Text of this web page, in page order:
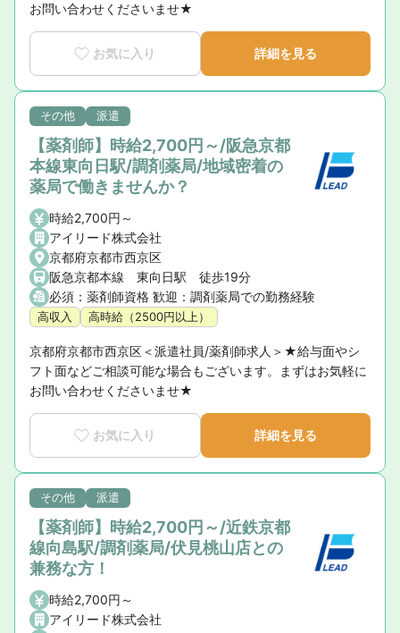
お問い合わせくださいませ★
お気に入り 詳細を見る
その他 派遣
【薬剤師】時給2,700円～/阪急京都
本線東向日駅/調剤薬局/地域密着の
薬局で働きませんか？
時給2,700円～
アイリード株式会社
京都府京都市西京区
阪急京都本線 東向日駅 徒歩19分
必須：薬剤師資格 歓迎：調剤薬局での勤務経験
高収入 高時給（2500円以上）
京都府京都市西京区＜派遣社員/薬剤師求人＞★給与面やシ
フト面などご相談可能な場合もございます。まずはお気軽に
お問い合わせくださいませ★
お気に入り 詳細を見る
その他 派遣
【薬剤師】時給2,700円～/近鉄京都
線向島駅/調剤薬局/伏見桃山店との
兼務な方！
時給2,700円～
アイリード株式会社